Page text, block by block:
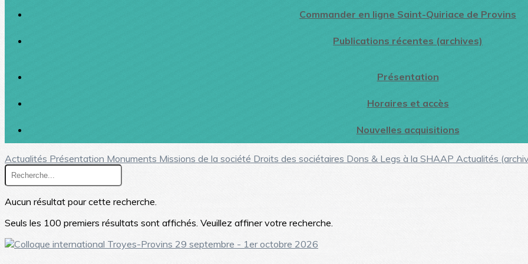
Commander en ligne Saint-Quiriace de Provins
Publications récentes (archives)
Présentation
Horaires et accès
Nouvelles acquisitions
Actualités Présentation Monuments Missions de la société Droits des sociétaires Dons & Legs à la SHAAP Actualités
Aucun résultat pour cette recherche.
Seuls les 100 premiers résultats sont affichés. Veuillez affiner votre recherche.